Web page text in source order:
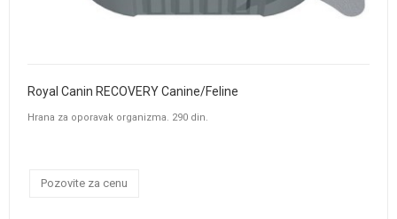
Royal Canin RECOVERY Canine/Feline
Hrana za oporavak organizma. 290 din.
Pozovite za cenu